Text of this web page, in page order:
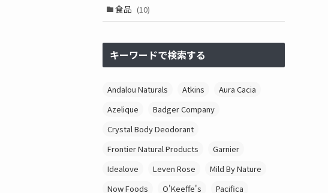
食品 (10)
キーワードで検索する
Andalou Naturals Atkins
Aura Cacia
Azelique
Badger Company
Crystal Body Deodorant
Frontier Natural Products
Garnier
Idealove
Leven Rose
Mild By Nature
Now Foods
O'Keeffe's
Pacifica